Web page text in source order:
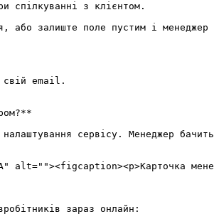
спілкуванні з клієнтом.
залиште поле пустим і менеджер
свій email.
сервісу. Менеджер
alt=""><figcaption><p>Карточка
зараз онлайн: